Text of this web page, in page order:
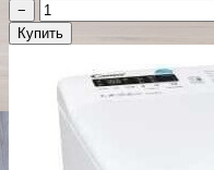
−
Купить